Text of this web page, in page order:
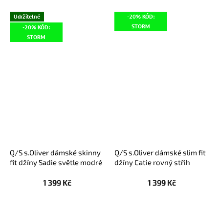
Udržitelné
-20% KÓD:
STORM
Q/S s.Oliver dámské skinny
fit džíny Sadie světle modré
1 399 Kč
-20% KÓD:
STORM
Q/S s.Oliver dámské slim fit
džíny Catie rovný střih
1 399 Kč